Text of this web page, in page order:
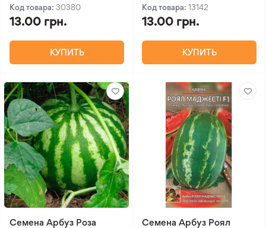
Код товара: 30380
13.00 грн.
КУПИТЬ
Код товара: 13142
13.00 грн.
КУПИТЬ
Семена Арбуз Роза
Семена Арбуз Роял